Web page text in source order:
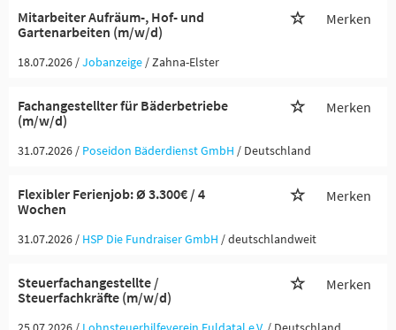
Mitarbeiter Aufräum-, Hof- und
Gartenarbeiten (m/w/d)
Merken
18.07.2026 /Jobanzeige / Zahna-Elster
Fachangestellter für Bäderbetriebe
(m/w/d)
Merken
31.07.2026 / Poseidon Bäderdienst GmbH / Deutschland
Flexibler Ferienjob: Ø 3.300€ / 4
Wochen
Merken
31.07.2026 / HSP Die Fundraiser GmbH / deutschlandweit
Steuerfachangestellte /
Steuerfachkräfte (m/w/d)
Merken